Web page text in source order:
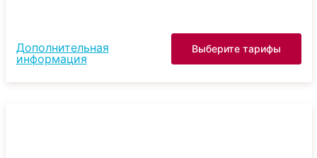
Дополнительная
информация
Выберите тарифы